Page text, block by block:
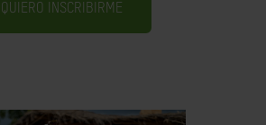
QUIERO INSCRIBIRME